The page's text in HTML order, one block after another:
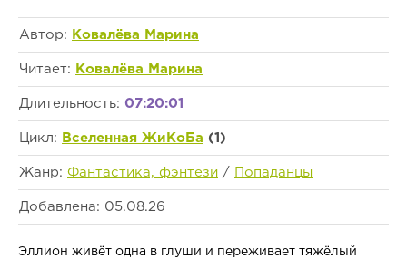
Автор: Ковалёва Марина
Читает: Ковалёва Марина
Длительность: 07:20:01
Цикл: Вселенная ЖиКоБа (1)
Жанр: Фантастика, фэнтези / Попаданцы
Добавлена: 05.08.26
Эллион живёт одна в глуши и переживает тяжёлый